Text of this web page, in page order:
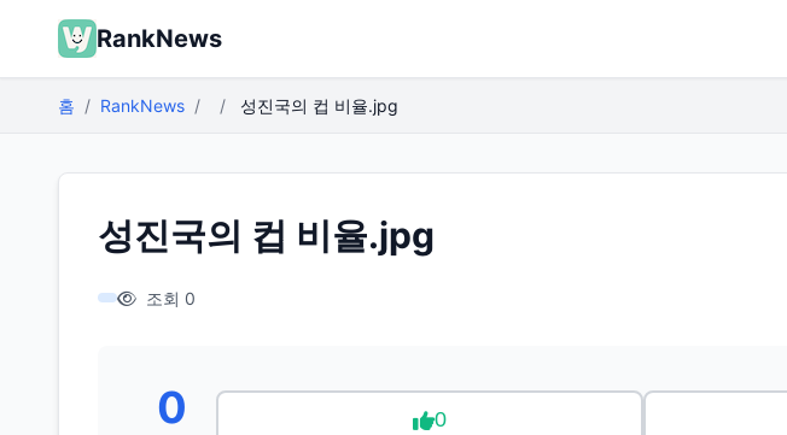
RankNews
홈 RankNews 성진국의 컵 비율.jpg
성진국의 컵 비율.jpg
조회 0
0 0